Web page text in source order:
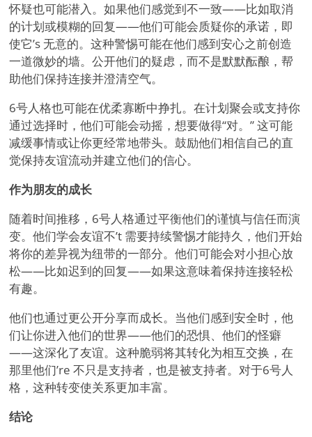
怀疑也可能潜入。如果他们感觉到不一致——比如取消
的计划或模糊的回复——他们可能会质疑你的承诺，即
使它’s 无意的。这种警惕可能在他们感到安心之前创造
一道微妙的墙。公开他们的疑虑，而不是默默酝酿，帮
助他们保持连接并澄清空气。
6号人格也可能在优柔寡断中挣扎。在计划聚会或支持你
通过选择时，他们可能会动摇，想要做得“对。” 这可能
减缓事情或让你更经常地带头。鼓励他们相信自己的直
觉保持友谊流动并建立他们的信心。
作为朋友的成长
随着时间推移，6号人格通过平衡他们的谨慎与信任而演
变。他们学会友谊不’t 需要持续警惕才能持久，他们开始
将你的差异视为纽带的一部分。他们可能会对小担心放
松——比如迟到的回复——如果这意味着保持连接轻松
有趣。
他们也通过更公开分享而成长。当他们感到安全时，他
们让你进入他们的世界——他们的恐惧、他们的怪癖
——这深化了友谊。这种脆弱将其转化为相互交换，在
那里他们’re 不只是支持者，也是被支持者。对于6号人
格，这种转变使关系更加丰富。
结论